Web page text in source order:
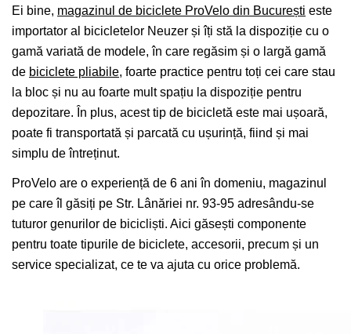
Ei bine, magazinul de biciclete ProVelo din București este
importator al bicicletelor Neuzer și îți stă la dispoziție cu o
gamă variată de modele, în care regăsim și o largă gamă
de biciclete pliabile, foarte practice pentru toți cei care stau
la bloc și nu au foarte mult spațiu la dispoziție pentru
depozitare. În plus, acest tip de bicicletă este mai ușoară,
poate fi transportată și parcată cu ușurință, fiind și mai
simplu de întreținut.
ProVelo are o experiență de 6 ani în domeniu, magazinul
pe care îl găsiți pe Str. Lânăriei nr. 93-95 adresându-se
tuturor genurilor de bicicliști. Aici găsești componente
pentru toate tipurile de biciclete, accesorii, precum și un
service specializat, ce te va ajuta cu orice problemă.